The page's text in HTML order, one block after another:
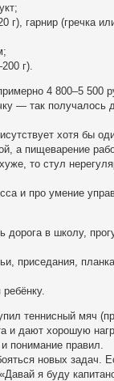
г), гарнир (гречка
г).
4 800–5 500
— так получалось
хотя бы
а пищеварение
то стул
и про умение
в школу,
приседания,
теннисный мяч
и дают хорошую
понимание правил.
новых задач.
я буду